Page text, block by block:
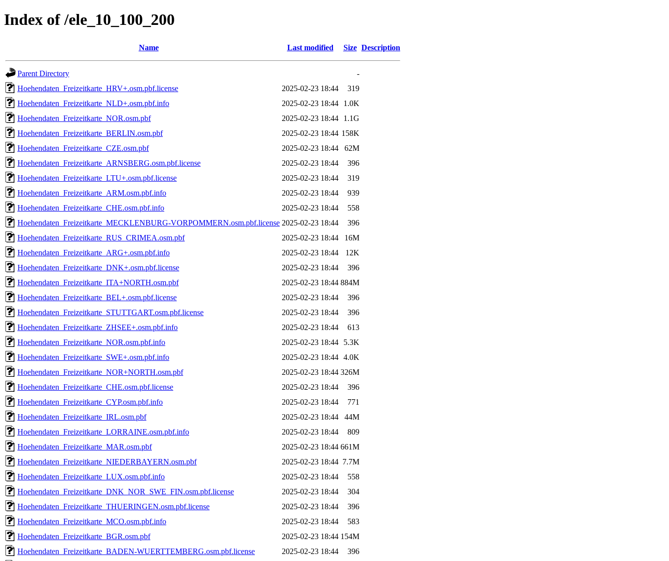
Index of /ele_10_100_200
Name Last modified Size Description
Parent Directory
-
Hoehendaten_Freizeitkarte_HRV+.osm.pbf.license
2025-02-23 18:44
319
Hoehendaten_Freizeitkarte_NLD+.osm.pbf.info
2025-02-23 18:44
1.0K
Hoehendaten_Freizeitkarte_NOR.osm.pbf
2025-02-23 18:44
1.1G
Hoehendaten_Freizeitkarte_BERLIN.osm.pbf
2025-02-23 18:44 158K
Hoehendaten_Freizeitkarte_CZE.osm.pbf
2025-02-23 18:44
62M
Hoehendaten_Freizeitkarte_ARNSBERG.osm.pbf.license
2025-02-23 18:44
396
Hoehendaten_Freizeitkarte_LTU+.osm.pbf.license
2025-02-23 18:44
319
Hoehendaten_Freizeitkarte_ARM.osm.pbf.info
2025-02-23 18:44
939
Hoehendaten_Freizeitkarte_CHE.osm.pbf.info
2025-02-23 18:44
558
Hoehendaten_Freizeitkarte_MECKLENBURG-VORPOMMERN.osm.pbf.license 2025-02-23 18:44
396
Hoehendaten_Freizeitkarte_RUS_CRIMEA.osm.pbf
2025-02-23 18:44
16M
Hoehendaten_Freizeitkarte_ARG+.osm.pbf.info
2025-02-23 18:44
12K
Hoehendaten_Freizeitkarte_DNK+.osm.pbf.license
2025-02-23 18:44
396
Hoehendaten_Freizeitkarte_ITA+NORTH.osm.pbf
2025-02-23 18:44 884M
Hoehendaten_Freizeitkarte_BEL+.osm.pbf.license
2025-02-23 18:44
396
Hoehendaten_Freizeitkarte_STUTTGART.osm.pbf.license
2025-02-23 18:44
396
Hoehendaten_Freizeitkarte_ZHSEE+.osm.pbf.info
2025-02-23 18:44
613
Hoehendaten_Freizeitkarte_NOR.osm.pbf.info
2025-02-23 18:44
5.3K
Hoehendaten_Freizeitkarte_SWE+.osm.pbf.info
2025-02-23 18:44 4.0K
Hoehendaten_Freizeitkarte_NOR+NORTH.osm.pbf
2025-02-23 18:44 326M
Hoehendaten_Freizeitkarte_CHE.osm.pbf.license
2025-02-23 18:44
396
Hoehendaten_Freizeitkarte_CYP.osm.pbf.info
2025-02-23 18:44
771
Hoehendaten_Freizeitkarte_IRL.osm.pbf
2025-02-23 18:44
44M
Hoehendaten_Freizeitkarte_LORRAINE.osm.pbf.info
2025-02-23 18:44
809
Hoehendaten_Freizeitkarte_MAR.osm.pbf
2025-02-23 18:44 661M
Hoehendaten_Freizeitkarte_NIEDERBAYERN.osm.pbf
2025-02-23 18:44 7.7M
Hoehendaten_Freizeitkarte_LUX.osm.pbf.info
2025-02-23 18:44
558
Hoehendaten_Freizeitkarte_DNK_NOR_SWE_FIN.osm.pbf.license
2025-02-23 18:44
304
Hoehendaten_Freizeitkarte_THUERINGEN.osm.pbf.license
2025-02-23 18:44
396
Hoehendaten_Freizeitkarte_MCO.osm.pbf.info
2025-02-23 18:44
583
Hoehendaten_Freizeitkarte_BGR.osm.pbf
2025-02-23 18:44 154M
Hoehendaten_Freizeitkarte_BADEN-WUERTTEMBERG.osm.pbf.license
2025-02-23 18:44
396